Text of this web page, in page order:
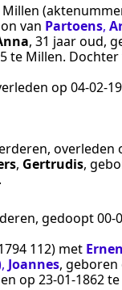
Millen
van Partoens,
, 31 jaar oud,
te Millen. Dochter
op
, overleden
, Gertrudis,
.
, gedoopt
112) met
, Joannes, geboren
op 23‑01‑1862te